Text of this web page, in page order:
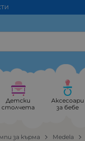
Детски
столчета
Аксесоари
за бебе
за кърма Medela